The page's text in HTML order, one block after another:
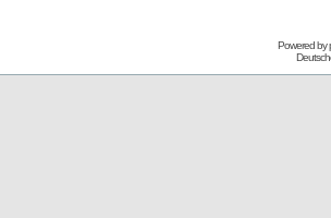
Powered by